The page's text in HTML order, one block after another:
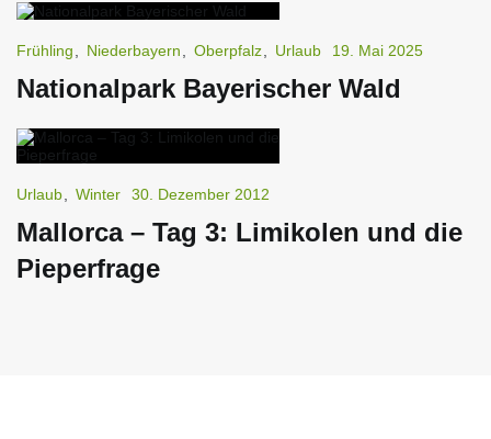
Frühling Niederbayern Oberpfalz Urlaub 19. Mai 2025
Nationalpark Bayerischer Wald
Urlaub Winter 30. Dezember 2012
Mallorca – Tag 3: Limikolen und die
Pieperfrage